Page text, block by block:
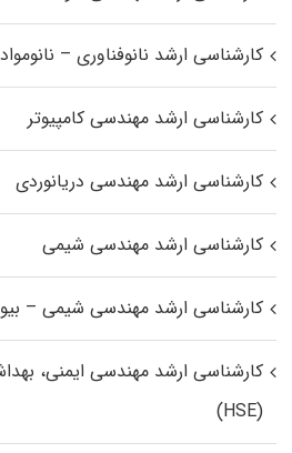
کارشناسی ارشد نانوفناوری – نانومواد
کارشناسی ارشد مهندسی کامپیوتر
کارشناسی ارشد مهندسی دریانوردی
کارشناسی ارشد مهندسی شیمی
کارشناسی ارشد مهندسی شیمی –
کارشناسی ارشد مهندسی ایمنی،
(HSE)